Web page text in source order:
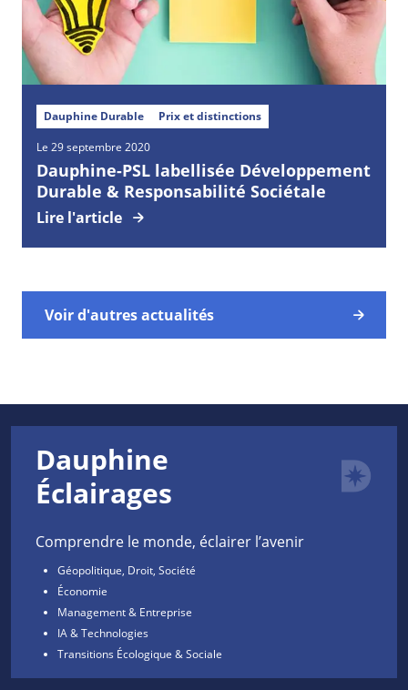
Dauphine Durable Prix et distinctions
Le 29 septembre 2020
Dauphine-PSL labellisée Développement
Durable & Responsabilité Sociétale
Lire l'article
Voir d'autres actualités
Dauphine
Éclairages
Comprendre le monde, éclairer l’avenir
Géopolitique, Droit, Société
Économie
Management & Entreprise
IA & Technologies
Transitions Écologique & Sociale